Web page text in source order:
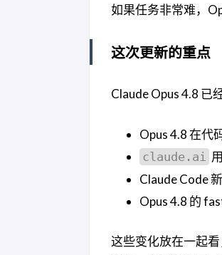
如果任务非常难，
这次更新的重点
Claude Opus 4.8 已
Opus 4.8 在代
claude.ai
Claude Code
Opus 4.8 的
这些变化放在一起